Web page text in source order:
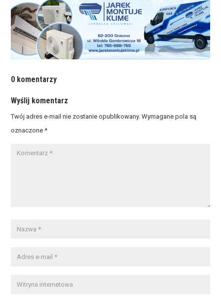
0 komentarzy
Wyślij komentarz
Twój adres e-mail nie zostanie opublikowany. Wymagane pola są
oznaczone*